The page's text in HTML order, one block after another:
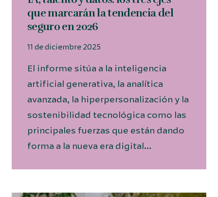
que marcarán la tendencia del
seguro en 2026
11 de diciembre 2025
El informe sitúa a la inteligencia
artificial generativa, la analítica
avanzada, la hiperpersonalización y la
sostenibilidad tecnológica como las
principales fuerzas que están dando
forma a la nueva era digital…